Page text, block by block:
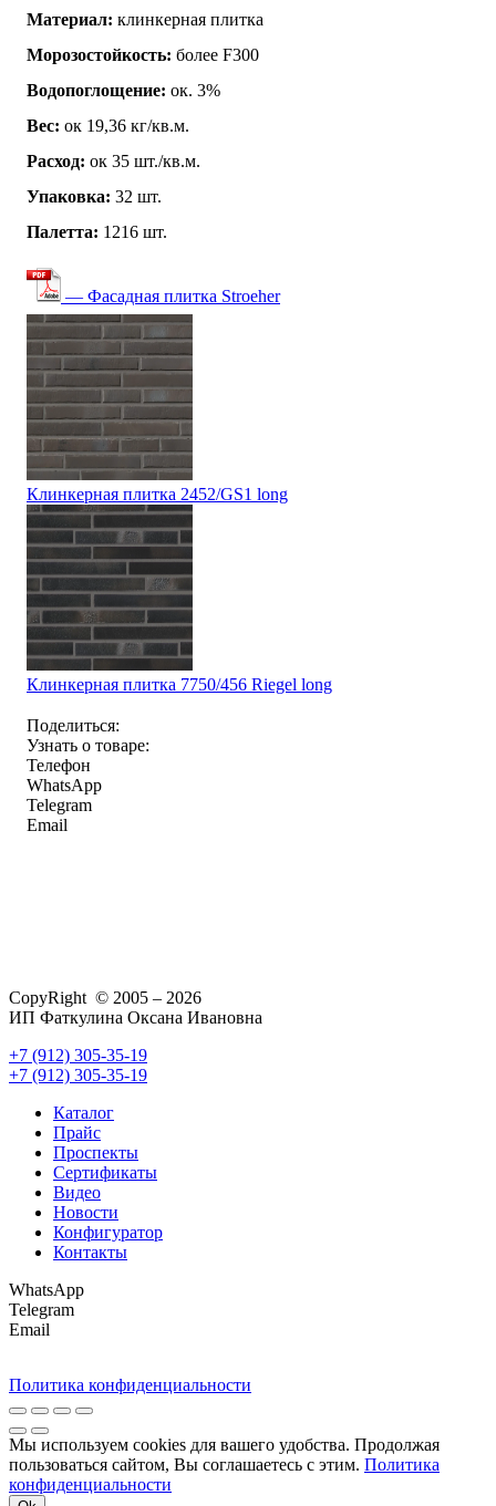
Материал: клинкерная плитка
Морозостойкость: более F300
Водопоглощение: ок. 3%
Вес: ок 19,36 кг/кв.м.
Расход: ок 35 шт./кв.м.
Упаковка: 32 шт.
Палетта: 1216 шт.
— Фасадная плитка Stroeher
Клинкерная плитка 2452/GS1 long
Клинкерная плитка 7750/456 Riegel long
Поделиться:
Узнать о товаре:
Телефон
WhatsApp
Telegram
Email
CopyRight © 2005 – 2026
ИП Фаткулина Оксана Ивановна
+7 (912) 305-35-19
+7 (912) 305-35-19
Каталог
Прайс
Проспекты
Сертификаты
Видео
Новости
Конфигуратор
Контакты
WhatsApp
Telegram
Email
Политика конфиденциальности
Мы используем cookies для вашего удобства. Продолжая
пользоваться сайтом, Вы соглашаетесь с этим. Политика
конфиденциальности